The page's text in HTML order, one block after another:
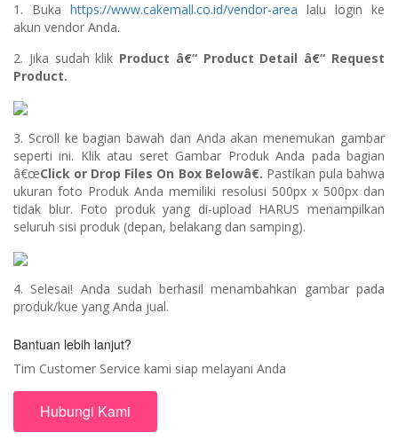
1. Buka https://www.cakemall.co.id/vendor-area lalu login ke
akun vendor Anda.
2. Jika sudah klik Product â€“ Product Detail â€“ Request
Product.
3. Scroll ke bagian bawah dan Anda akan menemukan gambar
seperti ini. Klik atau seret Gambar Produk Anda pada bagian
â€œClick or Drop Files On Box Belowâ€. Pastikan pula bahwa
ukuran foto Produk Anda memiliki resolusi 500px x 500px dan
tidak blur. Foto produk yang di-upload HARUS menampilkan
seluruh sisi produk (depan, belakang dan samping).
4. Selesai! Anda sudah berhasil menambahkan gambar pada
produk/kue yang Anda jual.
Bantuan lebih lanjut?
Tim Customer Service kami siap melayani Anda
Hubungi Kami